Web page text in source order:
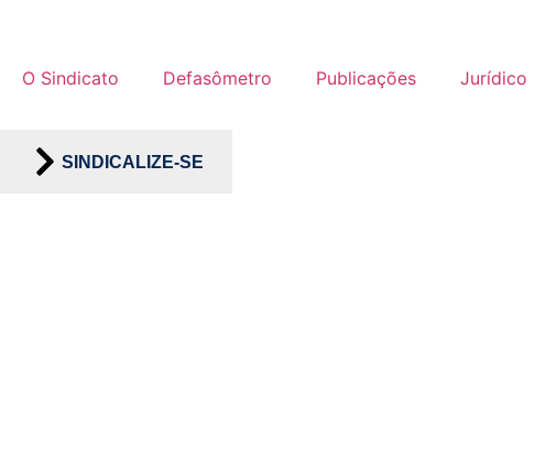
O Sindicato Defasômetro Publicações Jurídico
SINDICALIZE-SE